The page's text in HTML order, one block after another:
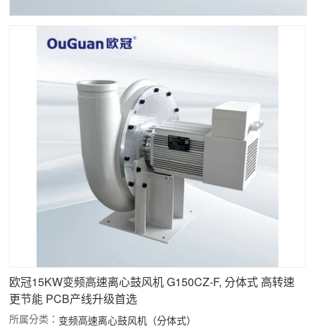
欧冠15KW变频高速离心鼓风机 G150CZ-F, 分体式 高转速
更节能 PCB产线升级首选
所属分类： 变频高速离心鼓风机（分体式）